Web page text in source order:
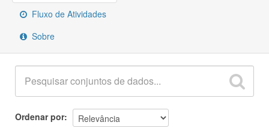
SobreFluxo de Atividades
Sobre
Ordenar por